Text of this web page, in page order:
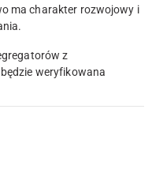
ma charakter rozwojowy i
z
weryfikowana